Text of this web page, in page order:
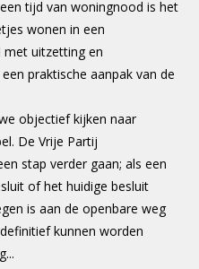
tijd van woningnood is het
wonen in een
met uitzetting en
praktische aanpak van de
objectief kijken naar
De Vrije Partij
stap verder gaan; als een
of het huidige besluit
is aan de openbare weg
kunnen worden